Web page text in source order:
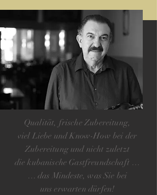
Qualität, frische Zubereitung,
viel Liebe und Know-How bei der
Zubereitung und nicht zuletzt
die kubanische Gastfreundschaft …
… das Mindeste, was Sie bei
unserwarten dürfen!